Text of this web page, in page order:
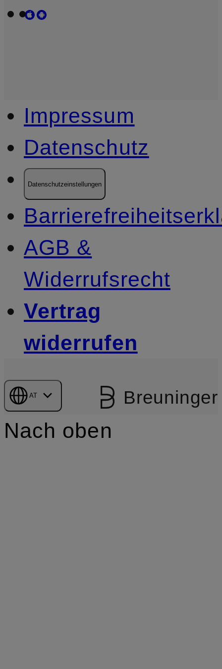
Impressum
Datenschutz
Datenschutzeinstellungen
AGB &
Widerrufsrecht
Vertrag
widerrufen
AT Breuninger
Nach oben